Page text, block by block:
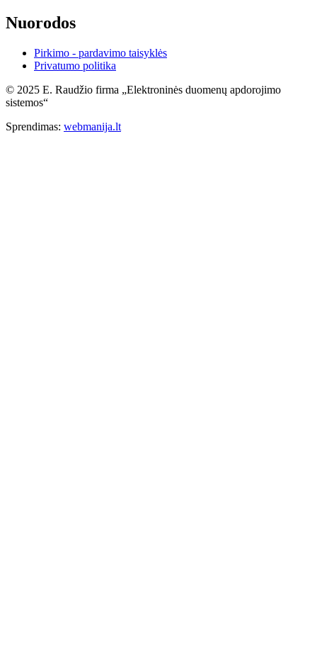
Nuorodos
Pirkimo - pardavimo taisyklės
Privatumo politika
© 2025 E. Raudžio firma „Elektroninės duomenų apdorojimo
sistemos“
Sprendimas: webmanija.lt